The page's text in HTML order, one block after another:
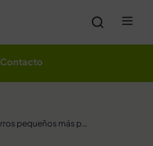
Contacto
Razas de perros pequeños más populares